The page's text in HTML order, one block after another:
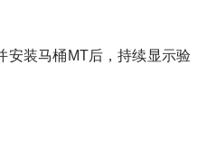
安装马桶MT后，持续显示验